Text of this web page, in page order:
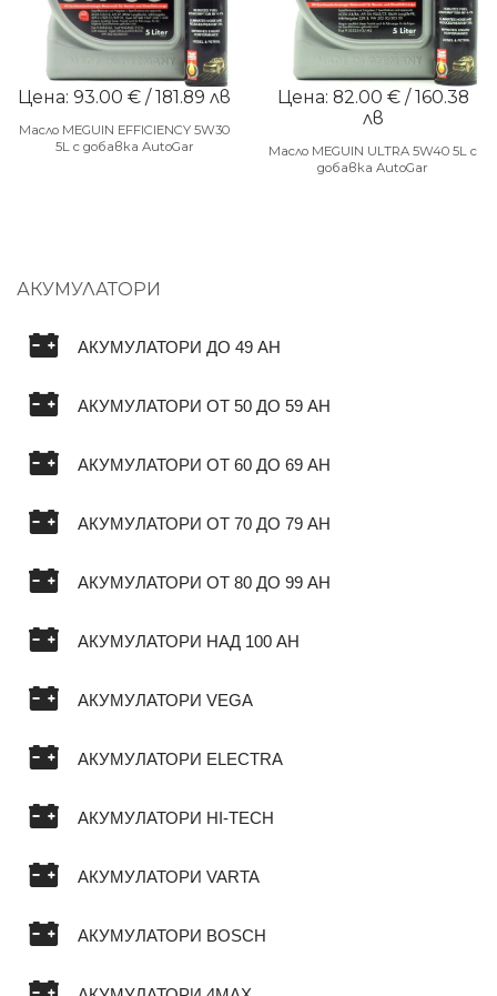
Цена: 93.00 € / 181.89 лв
Масло MEGUIN EFFICIENCY 5W30
5L с добавка AutoGar
Цена: 82.00 € / 160.38
лв
Масло MEGUIN ULTRA 5W40 5L с
добавка AutoGar
АКУМУЛАТОРИ
АКУМУЛАТОРИ ДО 49 AH
АКУМУЛАТОРИ ОТ 50 ДО 59 AH
АКУМУЛАТОРИ ОТ 60 ДО 69 AH
АКУМУЛАТОРИ ОТ 70 ДО 79 AH
АКУМУЛАТОРИ ОТ 80 ДО 99 AH
АКУМУЛАТОРИ НАД 100 AH
АКУМУЛАТОРИ VEGA
АКУМУЛАТОРИ ELECTRA
АКУМУЛАТОРИ HI-TECH
АКУМУЛАТОРИ VARTA
АКУМУЛАТОРИ BOSCH